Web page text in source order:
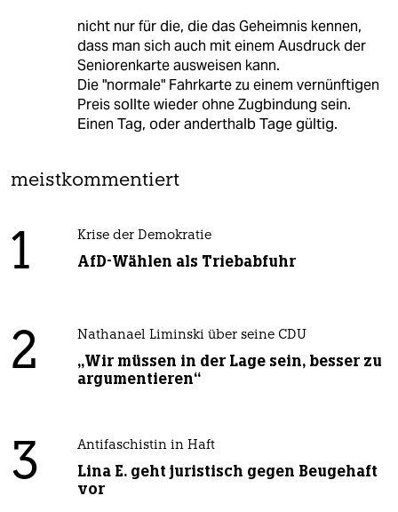
nicht nur für die, die das Geheimnis kennen,
dass man sich auch mit einem Ausdruck der
Seniorenkarte ausweisen kann.
Die "normale" Fahrkarte zu einem vernünftigen
Preis sollte wieder ohne Zugbindung sein.
Einen Tag, oder anderthalb Tage gültig.
meistkommentiert
1 Krise der Demokratie
AfD-Wählen als Triebabfuhr
2 Nathanael Liminski über seine CDU
„Wir müssen in der Lage sein, besser zu
argumentieren“
3 Antifaschistin in Haft
Lina E. geht juristisch gegen Beugehaft
vor